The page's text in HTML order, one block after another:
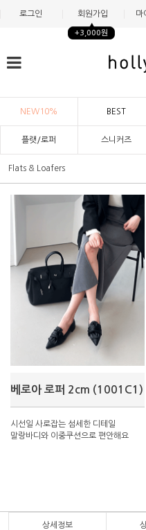
로그인 회원가입
+3,000원
마
NEW10% BEST
플랫/로퍼 스니커즈
Flats & Loafers
베로아 로퍼 2cm (1001C1)
시선일 사로잡는 섬세한 디테일
말랑바디와 이중쿠션으로 편안해요
상세정보